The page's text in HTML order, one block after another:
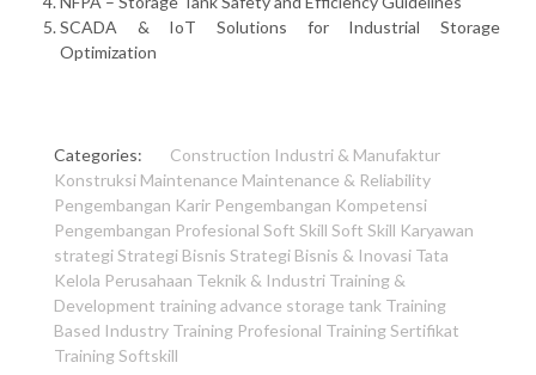
SCADA & IoT Solutions for Industrial Storage
Optimization
Categories: Construction Industri & Manufaktur
Konstruksi Maintenance Maintenance & Reliability
Pengembangan Karir Pengembangan Kompetensi
Pengembangan Profesional Soft Skill Soft Skill Karyawan
strategiStrategi Bisnis Strategi Bisnis & Inovasi Tata
Kelola Perusahaan Teknik & Industri Training &
Development training advance storage tank Training
Based Industry Training Profesional Training Sertifikat
Training Softskill